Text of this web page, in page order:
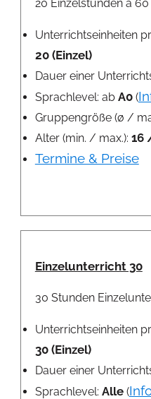
20 Einzelstunden à 60
Unterrichtseinheiten
20 (Einzel)
Dauer einer
Sprachlevel: ab A0(
Gruppengröße (ø /
Alter (min. / max.): 16
Termine & Preise
Einzelunterricht 30
30 Stunden
Unterrichtseinheiten
30 (Einzel)
Dauer einer
Sprachlevel: Alle(